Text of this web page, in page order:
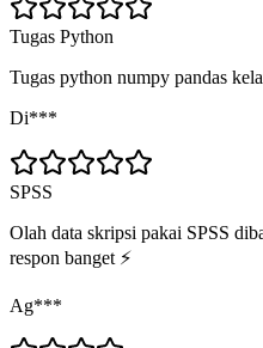
Tugas Python
Tugas python numpy pandas
Di***
SPSS
Olah data skripsi pakai SPSS
respon banget ⚡
Ag***